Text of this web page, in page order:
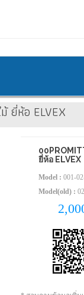
ยี่ห้อ ELVEX
ยี่ห้อ ELVEX
Model : 001-
Model(old) :